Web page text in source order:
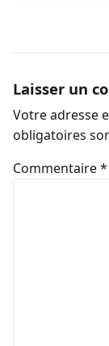
Laisser un
Votre adresse
obligatoires
Commentaire*